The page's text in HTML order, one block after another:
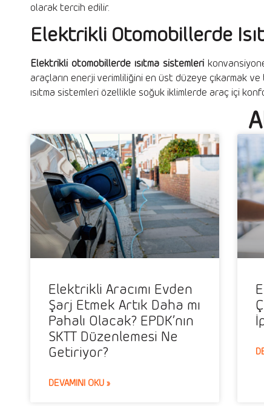
olarak tercih edilir.
Elektrikli Otomobillerde
Elektrikli otomobillerde ısıtma sistemleri
araçların enerji verimliliğini en üst düzeye çıkarmak
ısıtma sistemleri özellikle soğuk iklimlerde araç içi
Elektrikli Aracımı Evden
Şarj Etmek Artık Daha mı
Pahalı Olacak? EPDK’nın
SKTT Düzenlemesi Ne
Getiriyor?
DEVAMINI OKU »